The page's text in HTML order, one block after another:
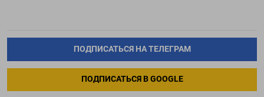
ПОДПИСАТЬСЯ НА ТЕЛЕГРАМ
ПОДПИСАТЬСЯ В GOOGLE